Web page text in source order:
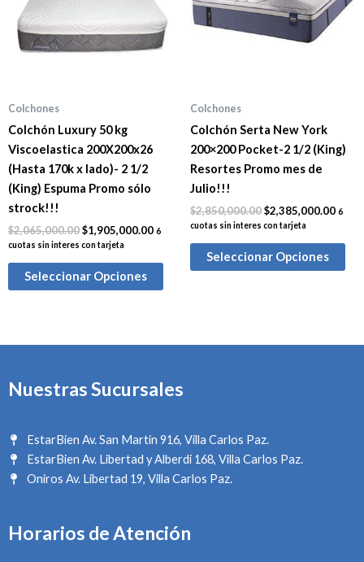
Colchones
Colchón Luxury 50 kg
Viscoelastica 200X200x26
(Hasta 170k x lado)- 2 1/2
(King) Espuma Promo sólo
strock!!!
$2,065,000.00$1,905,000.00 6
cuotas sin interes con tarjeta
Seleccionar Opciones
Colchones
Colchón Serta New York
200×200 Pocket-2 1/2 (King)
Resortes Promo mes de
Julio!!!
$2,850,000.00$2,385,000.00 6
cuotas sin interes con tarjeta
Seleccionar Opciones
Nuestras Sucursales
EstarBien Av. San Martin 916, Villa Carlos Paz.
EstarBien Av. Libertad y Alberdi 168, Villa Carlos Paz.
Oniros Av. Libertad 19, Villa Carlos Paz.
Horarios de Atención